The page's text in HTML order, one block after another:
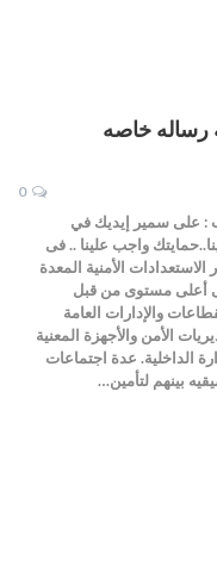
رساله خاصه
0
: على سمير إيديك في
واجب علينا .. فى
الاستعدادات الأمنية المعدة
أعلى مستوى من قبل
والإدارات العامة
الأمن والأجهزة المعنية
الداخلية. عدة اجتماعات
بينهم لتأمين…